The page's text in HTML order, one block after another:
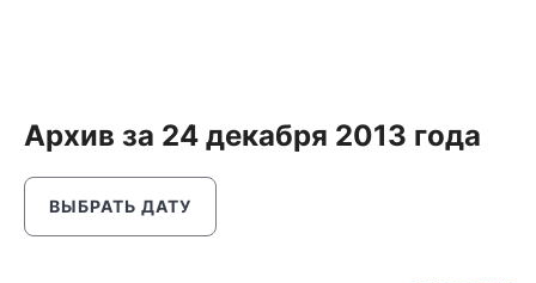
Архив за 24 декабря 2013 года
ВЫБРАТЬ ДАТУ